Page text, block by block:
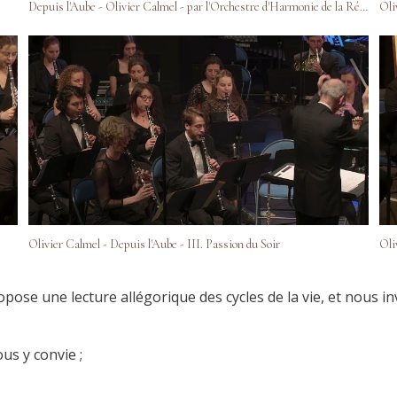
Depuis l'Aube - Olivier Calmel - par l'Orchestre d'Harmonie de la Région Centre
Olivier Calmel - Depuis l'Aube - III. Passion du Soir
une lecture allégorique des cycles de la vie, et
y convie ;